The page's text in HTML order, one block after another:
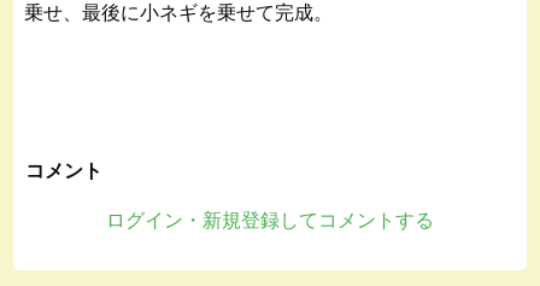
乗せ、最後に小ネギを乗せて完成。
コメント
ログイン・新規登録してコメントする